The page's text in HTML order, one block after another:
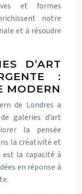
et formes
notre
et à résoudre
D’ART
:
MODERN
de Londres a
galeries d’art
la pensée
la créativité et
est la capacité à
en réponse à